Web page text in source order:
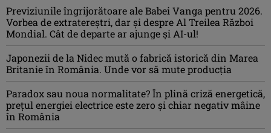
Previziunile îngrijorătoare ale Babei Vanga pentru 2026.
Vorbea de extratereștri, dar și despre Al Treilea Război
Mondial. Cât de departe ar ajunge și AI-ul!
Japonezii de la Nidec mută o fabrică istorică din Marea
Britanie în România. Unde vor să mute producția
Paradox sau noua normalitate? În plină criză energetică,
prețul energiei electrice este zero și chiar negativ mâine
în România